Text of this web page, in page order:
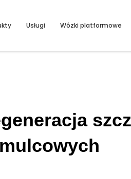
Usługi Wózki platformowe